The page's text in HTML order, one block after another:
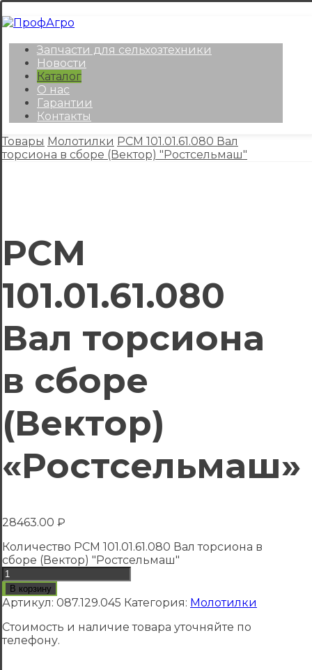
Запчасти для сельхозтехники
Новости
Каталог
О нас
Гарантии
Контакты
Товары Молотилки РСМ 101.01.61.080 Вал
торсиона в сборе (Вектор) "Ростсельмаш"
РСМ
101.01.61.080
Вал торсиона
в сборе
(Вектор)
«Ростсельмаш»
28463.00 ₽
Количество РСМ 101.01.61.080 Вал торсиона в
сборе (Вектор) "Ростсельмаш"
В корзину
Артикул: 087.129.045 Категория: Молотилки
Стоимость и наличие товара уточняйте по
телефону.